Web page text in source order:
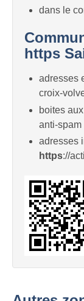
dans le
https
adresses
croix-
boites
anti-spam
adresses
https://